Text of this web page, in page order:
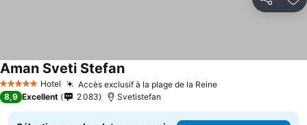
Partager
5 Étoiles Hotel Accès exclusif à la plage de la Reine
Aman Sveti Stefan
8,9 Excellent 2 083 Svetistefan